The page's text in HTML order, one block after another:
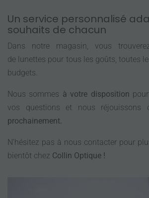
Un service personnalisé
souhaits de chacun
Dans notre magasin, vous
de lunettes pour tous les goûts, toutes
budgets.
Nous sommes à votre disposition
vos questions et nous réjouissons
prochainement.
N'hésitez pas à nous contacter pour
bientôt chez Collin Optique !